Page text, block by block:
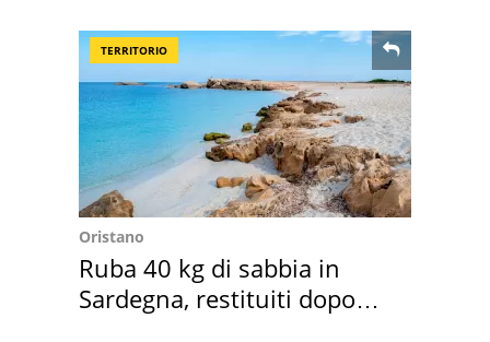
TERRITORIO
Oristano
Ruba 40 kg di sabbia in
Sardegna, restituiti dopo